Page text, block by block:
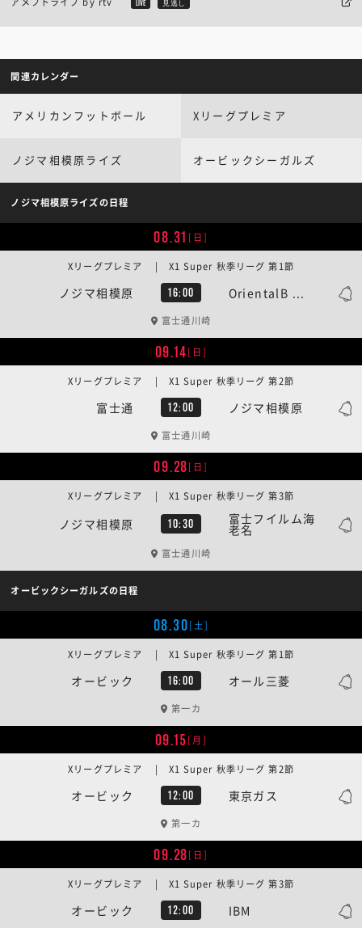
LIVE 見逃し
関連カレンダー
アメリカンフットボール Xリーグプレミア
ノジマ相模原ライズ オービックシーガルズ
ノジマ相模原ライズの日程
08.31 [日]
ノジマ相模原 16:00 OrientalB ...
Xリーグプレミア | X1 Super 秋季リーグ 第1節
富士通川崎
09.14[日]
富士通 12:00 ノジマ相模原
Xリーグプレミア | X1 Super 秋季リーグ 第2節
富士通川崎
09.28[日]
ノジマ相模原 10:30 富士フイルム海
老名
Xリーグプレミア | X1 Super 秋季リーグ 第3節
富士通川崎
オービックシーガルズの日程
08.30[土]
オービック 16:00 オール三菱
Xリーグプレミア | X1 Super 秋季リーグ 第1節
第一カ
09.15[月]
オービック 12:00 東京ガス
Xリーグプレミア | X1 Super 秋季リーグ 第2節
第一カ
09.28[日]
オービック 12:00 IBM
Xリーグプレミア | X1 Super 秋季リーグ 第3節